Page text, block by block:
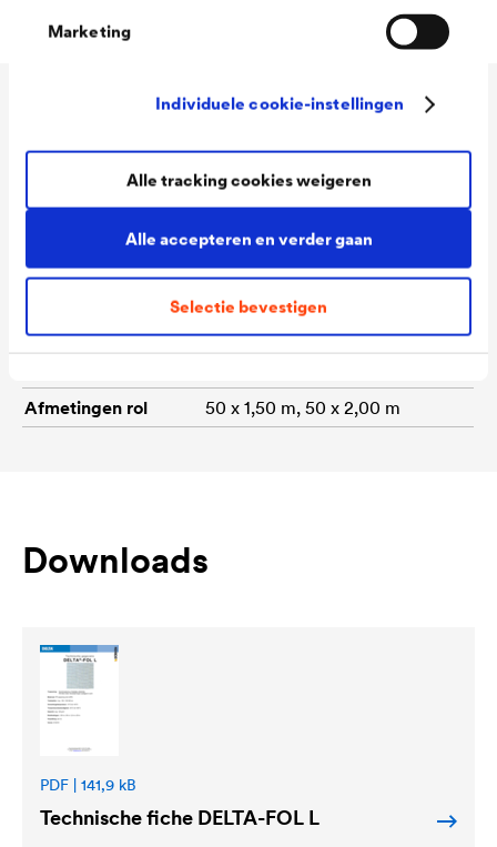
Marketing
Individuele cookie-instellingen
Alle accepteren en verder gaan
Selectie bevestigen
Alle tracking cookies weigeren
Technische gegevens
Materiaal
ndigheid
Afmetingen rol
50 x 1,50 m, 50 x 2,00 m
Downloads
PDF | 141,9 kB
Technische fiche DELTA-FOL L